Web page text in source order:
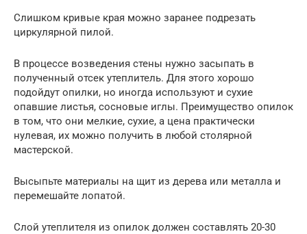
Слишком кривые края можно заранее подрезать
циркулярной пилой.
В процессе возведения стены нужно засыпать в
полученный отсек утеплитель. Для этого хорошо
подойдут опилки, но иногда используют и сухие
опавшие листья, сосновые иглы. Преимущество опилок
в том, что они мелкие, сухие, а цена практически
нулевая, их можно получить в любой столярной
мастерской.
Высыпьте материалы на щит из дерева или металла и
перемешайте лопатой.
Слой утеплителя из опилок должен составлять 20-30